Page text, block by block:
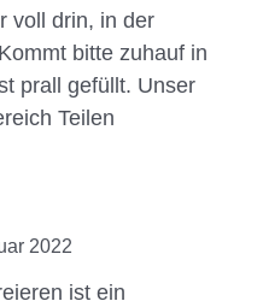
voll drin, in der
bitte zuhauf in
prall gefüllt. Unser
Teilen
2022
ist ein